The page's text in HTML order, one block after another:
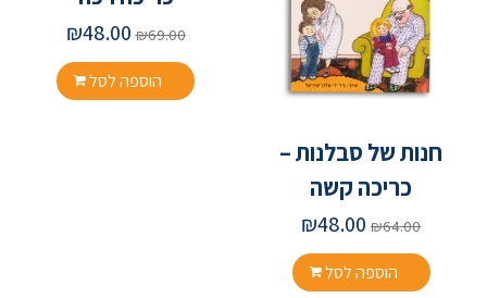
חנות של סבלנות –
כריכה קשה
₪64.00
₪48.00
הוספה לסל
₪69.00
₪48.00
הוספה לסל